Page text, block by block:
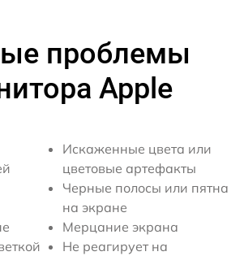
проблемы
Apple
Искаженные цвета или
цветовые артефакты
Черные полосы или пятна
на экране
Мерцание экрана
Не реагирует на